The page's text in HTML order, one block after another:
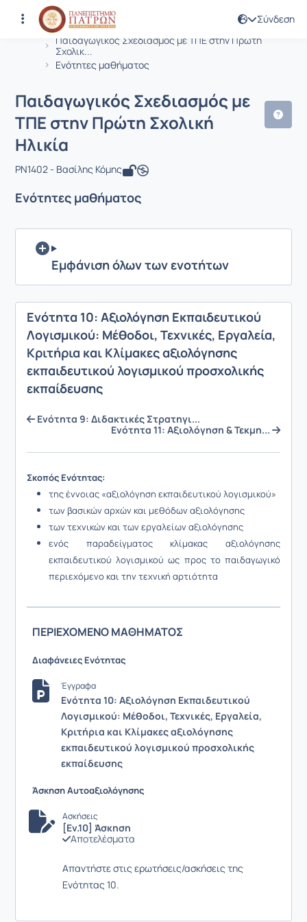
Σύνδεση
Αρχική Σελίδα
Παιδαγωγικός Σχεδιασμός με ΤΠΕ στην Πρώτη
Σχολικ...
Ενότητες μαθήματος
Μάθημα : Παιδαγωγικός
Κωδικός : PN1402
Παιδαγωγικός Σχεδιασμός με
ΤΠΕ στην Πρώτη Σχολική
Ηλικία
PN1402 - Βασίλης Κόμης
Ενότητες μαθήματος
Εμφάνιση όλων των ενοτήτων
Ενότητα 10: Αξιολόγηση Εκπαιδευτικού
Λογισμικού: Μέθοδοι, Τεχνικές, Εργαλεία,
Κριτήρια και Κλίμακες αξιολόγησης
εκπαιδευτικού λογισμικού προσχολικής
εκπαίδευσης
Ενότητα 9: Διδακτικές Στρατηγι...
Ενότητα 11: Αξιολόγηση & Τεκμη...
Σκοπός Ενότητας:
της έννοιας «αξιολόγηση εκπαιδευτικού λογισμικού»
των βασικών αρχών και μεθόδων αξιολόγησης
των τεχνικών και των εργαλείων αξιολόγησης
ενός παραδείγματος κλίμακας αξιολόγησης
εκπαιδευτικού λογισμικού ως προς το παιδαγωγικό
περιεχόμενο και την τεχνική αρτιότητα
ΠΕΡΙΕΧΟΜΕΝΟ ΜΑΘΗΜΑΤΟΣ
Διαφάνειες Ενότητας
Έγγραφα
Ενότητα 10: Αξιολόγηση Εκπαιδευτικού
Λογισμικού: Μέθοδοι, Τεχνικές, Εργαλεία,
Κριτήρια και Κλίμακες αξιολόγησης
εκπαιδευτικού λογισμικού προσχολικής
εκπαίδευσης
Άσκηση Αυτοαξιολόγησης
Ασκήσεις
[Εν.10] Άσκηση
Αποτελέσματα
Απαντήστε στις ερωτήσεις/ασκήσεις της
Ενότητας 10.